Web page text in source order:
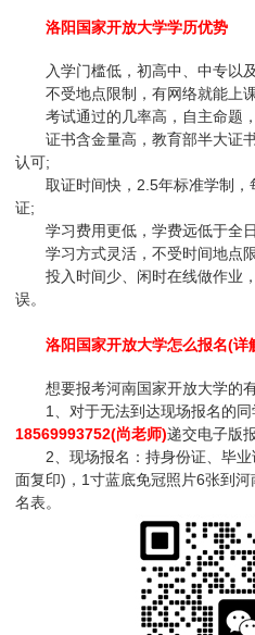
洛阳国家开放大学学历优势
入学门槛低，初高中、中专以
不受地点限制，有网络就能上
考试通过的几率高，自主命题，
证书含金量高，教育部半大证
认可;
取证时间快，2.5年标准学制，
证;
学习费用更低，学费远低于全
学习方式灵活，不受时间地点限
投入时间少、闲时在线做作业，
误。
洛阳国家开放大学怎么报名(详
想要报考河南国家开放大学的有
1、对于无法到达现场报名的同
18569993752(尚老师)递交电子版
2、现场报名：持身份证、毕业
面复印)，1寸蓝底免冠照片6张到河
名表。